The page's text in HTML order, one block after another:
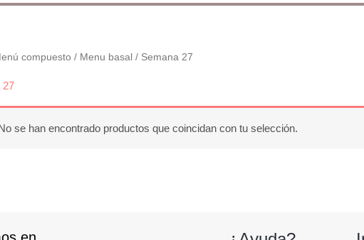
compuesto / Menu basal / Semana 27
27
se han encontrado productos que coincidan con tu selección.